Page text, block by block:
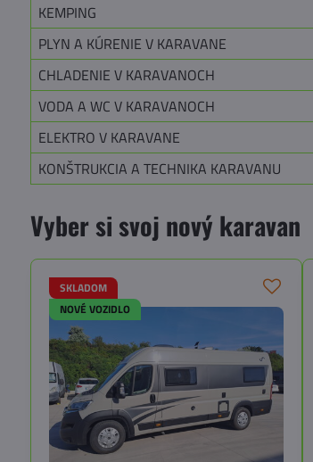
KEMPING
PLYN A KÚRENIE V KARAVANE
CHLADENIE V KARAVANOCH
VODA A WC V KARAVANOCH
ELEKTRO V KARAVANE
KONŠTRUKCIA A TECHNIKA KARAVANU
Vyber si svoj nový karavan
SKLADOM
NOVÉ VOZIDLO